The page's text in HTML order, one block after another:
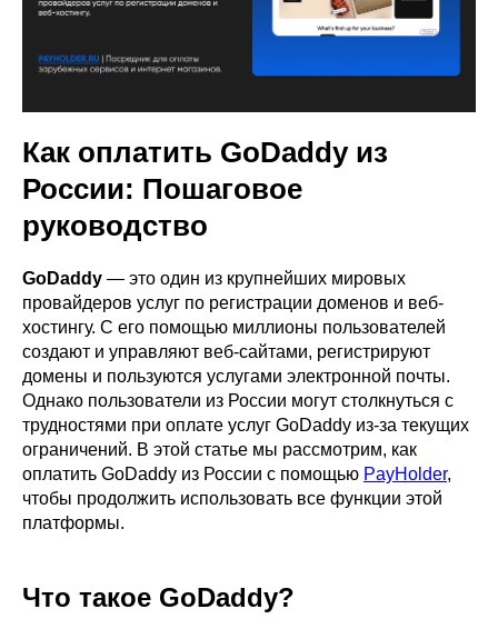
Как оплатить GoDaddy из
России: Пошаговое
руководство
GoDaddy — это один из крупнейших мировых
провайдеров услуг по регистрации доменов и веб-
хостингу. С его помощью миллионы пользователей
создают и управляют веб-сайтами, регистрируют
домены и пользуются услугами электронной почты.
Однако пользователи из России могут столкнуться с
трудностями при оплате услуг GoDaddy из-за текущих
ограничений. В этой статье мы рассмотрим, как
оплатить GoDaddy из России с помощью PayHolder,
чтобы продолжить использовать все функции этой
платформы.
Что такое GoDaddy?